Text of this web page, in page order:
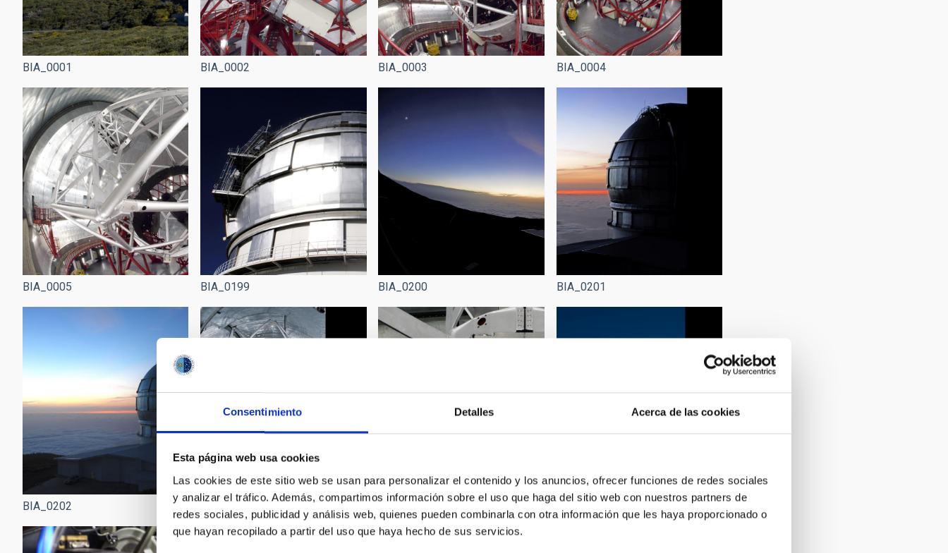
Consentimiento Detalles Acerca de las cookies
Esta página web usa cookies
Las cookies de este sitio web se usan para personalizar el contenido y los anuncios, ofrecer funciones de redes sociales
y analizar el tráfico. Además, compartimos información sobre el uso que haga del sitio web con nuestros partners de
redes sociales, publicidad y análisis web, quienes pueden combinarla con otra información que les haya proporcionado o
que hayan recopilado a partir del uso que haya hecho de sus servicios.
BIA_0001 BIA_0002 BIA_0003 BIA_0004
BIA_0005 BIA_0199 BIA_0200 BIA_0201
BIA_0202 BIA_0221 BIA_0223 BIA_0226